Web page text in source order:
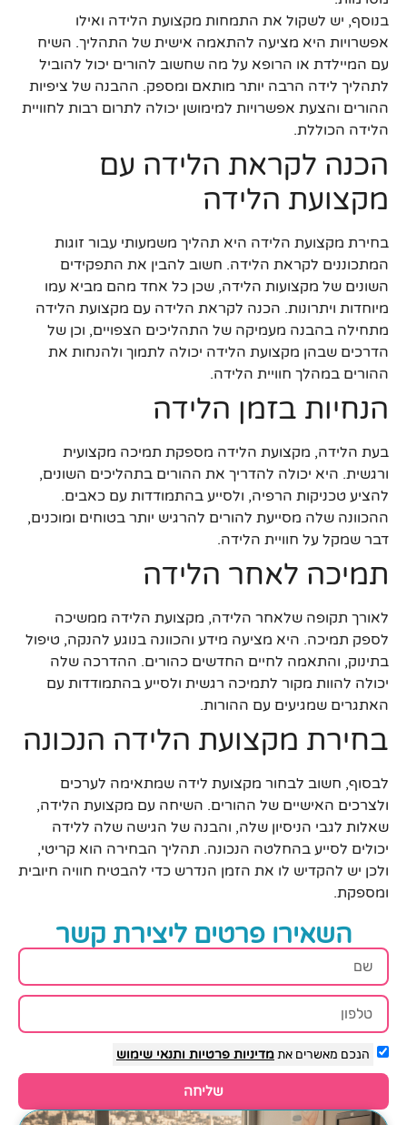
בנוסף, יש לשקול את התמחות מקצועת הלידה ואילו
אפשרויות היא מציעה להתאמה אישית של התהליך. השיח
עם המיילדת או הרופא על מה שחשוב להורים יכול להוביל
לתהליך לידה הרבה יותר מותאם ומספק. ההבנה של ציפיות
ההורים והצעת אפשרויות למימושן יכולה לתרום רבות לחוויית
הלידה הכוללת.
הכנה לקראת הלידה עם
מקצועת הלידה
בחירת מקצועת הלידה היא תהליך משמעותי עבור זוגות
המתכוננים לקראת הלידה. חשוב להבין את התפקידים
השונים של מקצועות הלידה, שכן כל אחד מהם מביא עמו
מיוחדות ויתרונות. הכנה לקראת הלידה עם מקצועת הלידה
מתחילה בהבנה מעמיקה של התהליכים הצפויים, וכן של
הדרכים שבהן מקצועת הלידה יכולה לתמוך ולהנחות את
ההורים במהלך חוויית הלידה.
הנחיות בזמן הלידה
בעת הלידה, מקצועת הלידה מספקת תמיכה מקצועית
ורגשית. היא יכולה להדריך את ההורים בתהליכים השונים,
להציע טכניקות הרפיה, ולסייע בהתמודדות עם כאבים.
ההכוונה שלה מסייעת להורים להרגיש יותר בטוחים ומוכנים,
דבר שמקל על חוויית הלידה.
תמיכה לאחר הלידה
לאורך תקופה שלאחר הלידה, מקצועת הלידה ממשיכה
לספק תמיכה. היא מציעה מידע והכוונה בנוגע להנקה, טיפול
בתינוק, והתאמה לחיים החדשים כהורים. ההדרכה שלה
יכולה להוות מקור לתמיכה רגשית ולסייע בהתמודדות עם
האתגרים שמגיעים עם ההורות.
בחירת מקצועת הלידה הנכונה
לבסוף, חשוב לבחור מקצועת לידה שמתאימה לערכים
ולצרכים האישיים של ההורים. השיחה עם מקצועת הלידה,
שאלות לגבי הניסיון שלה, והבנה של הגישה שלה ללידה
יכולים לסייע בהחלטה הנכונה. תהליך הבחירה הוא קריטי,
ולכן יש להקדיש לו את הזמן הנדרש כדי להבטיח חוויה חיובית
ומספקת.
השאירו פרטים ליצירת קשר
הנכם מאשרים אתמדיניות פרטיות ותנאי שימוש
שליחה